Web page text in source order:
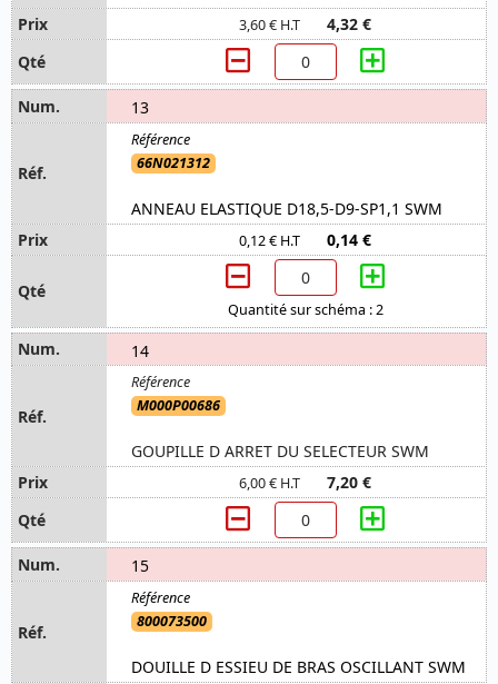
3,60 € H.T 4,32 €
13
66N021312
ANNEAU ELASTIQUE D18,5-D9-SP1,1 SWM
0,12 € H.T 0,14 €
Quantité sur schéma : 2
14
M000P00686
GOUPILLE D ARRET DU SELECTEUR SWM
6,00 € H.T 7,20 €
15
800073500
DOUILLE D ESSIEU DE BRAS OSCILLANT SWM